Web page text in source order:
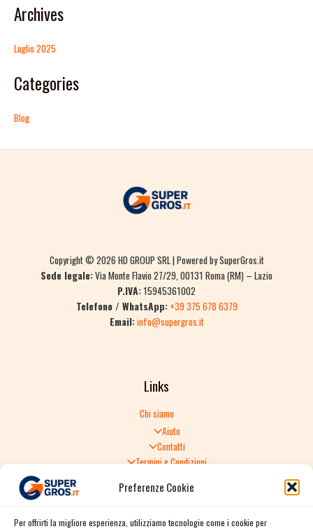
Preferenze Cookie
Per offrirti la migliore esperienza, utilizziamo tecnologie come i cookie per
Archives
Luglio 2025
Categories
Blog
Copyright © 2026 HD GROUP SRL | Powered by SuperGros.it
Sede legale:Via Monte Flavio 27/29, 00131 Roma (RM) – Lazio
P.IVA:15945361002
Telefono / WhatsApp: +39 375 678 6379
Email:info@supergros.it
Links
Chi siamo
Aiuto
Contatti
Termini e Condizioni
Politica di Reso
Spedizione e consegna